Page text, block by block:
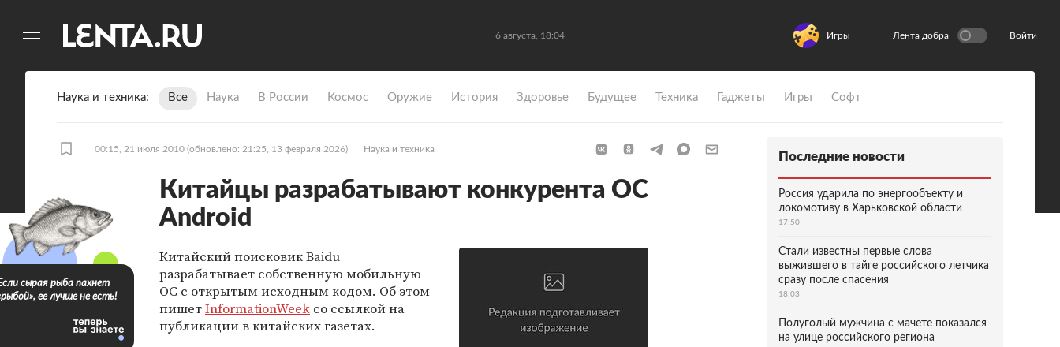
6 августа, 18:04 Игры Лента добра Войти
Наука и техника Все Наука В России Космос Оружие История Здоровье Будущее Техника Гаджеты Игры Софт
00:15, 21 июля 2010 (обновлено: 21:25, 13 февраля 2026) Наука и техника
Китайцы разрабатывают конкурента ОС
Android
Китайский поисковик Baidu
разрабатывает собственную мобильную
ОС с открытым исходным кодом. Об этом
пишетInformationWeek со ссылкой на
публикации в китайских газетах.
сырая рыба пахнет
ее лучше не есть!
Последние новости
Россия ударила по энергообъекту и
локомотиву в Харьковской области
17:50
Стали известны первые слова
выжившего в тайге российского летчика
сразу после спасения
18:03
Полуголый мужчина с мачете показался
на улице российского региона